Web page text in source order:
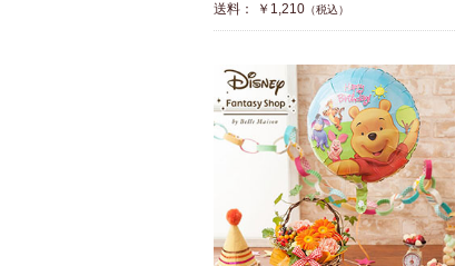
送料： ￥1,210 （税込）